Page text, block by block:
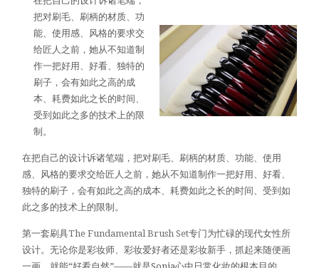
把对刷毛、刷柄的材质、功
能、使用感、风格的要求交
给匠人之前，她从不知道制
作一把好用、好看、独特的
刷子，会有如此之高的成
本、耗费如此之长的时间、
受到如此之多的技术上的限
制。
在把自己的设计诉诸笔端，把对刷毛、刷柄的材质、功能、使用
感、风格的要求交给匠人之前，她从不知道制作一把好用、好看、
独特的刷子，会有如此之高的成本、耗费如此之长的时间、受到如
此之多的技术上的限制。
第一套刷具The Fundamental Brush Set专门为忙碌的现代女性所
设计。无论你是彩妆师、彩妆爱好者还是彩妆新手，抓起来随便画